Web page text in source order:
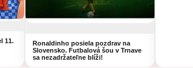
11.
Ronaldinho posiela pozdrav na
Slovensko. Futbalová šou v Trnave
sa nezadržateľne blíži!